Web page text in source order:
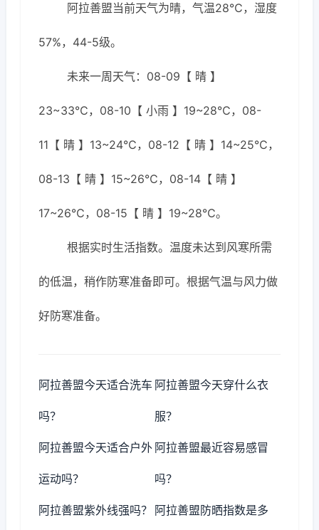
阿拉善盟当前天气为晴，气温28℃，湿度
57%，44-5级。
未来一周天气：08-09【 晴 】
23~33℃，08-10【 小雨 】19~28℃，08-
11【 晴 】13~24℃，08-12【 晴 】14~25℃，
08-13【 晴 】15~26℃，08-14【 晴 】
17~26℃，08-15【 晴 】19~28℃。
根据实时生活指数。温度未达到风寒所需
的低温，稍作防寒准备即可。根据气温与风力做
好防寒准备。
阿拉善盟今天适合洗车
吗？
阿拉善盟今天穿什么衣
服？
阿拉善盟今天适合户外
运动吗？
阿拉善盟最近容易感冒
吗？
阿拉善盟紫外线强吗？ 阿拉善盟防晒指数是多